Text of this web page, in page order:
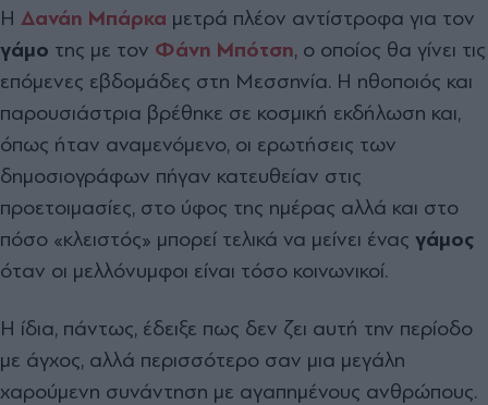
Η Δανάη Μπάρκα μετρά πλέον αντίστροφα για τον
γάμο της με τον Φάνη Μπότση, ο οποίος θα γίνει τις
επόμενες εβδομάδες στη Μεσσηνία. Η ηθοποιός και
παρουσιάστρια βρέθηκε σε κοσμική εκδήλωση και,
όπως ήταν αναμενόμενο, οι ερωτήσεις των
δημοσιογράφων πήγαν κατευθείαν στις
προετοιμασίες, στο ύφος της ημέρας αλλά και στο
πόσο «κλειστός» μπορεί τελικά να μείνει ένας γάμος
όταν οι μελλόνυμφοι είναι τόσο κοινωνικοί.
Η ίδια, πάντως, έδειξε πως δεν ζει αυτή την περίοδο
με άγχος, αλλά περισσότερο σαν μια μεγάλη
χαρούμενη συνάντηση με αγαπημένους ανθρώπους.